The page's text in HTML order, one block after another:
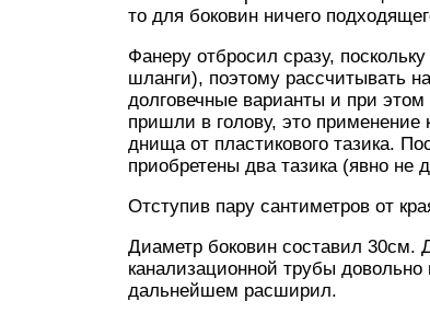
то для боковин ничего
Фанеру отбросил сразу,
шланги), поэтому рассчитывать
долговечные варианты и при
пришли в голову, это
днища от пластикового тазика.
приобретены два тазика (явно не
Отступив пару сантиметров от
Диаметр боковин составил 30см.
канализационной трубы
дальнейшем расширил.